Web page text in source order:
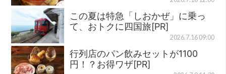
この夏は特急「しおかぜ」に乗っ
て、おトクに四国旅[PR]
2026.7.16 09:00
行列店のパン飲みセットが1100
円！？お得ワザ[PR]